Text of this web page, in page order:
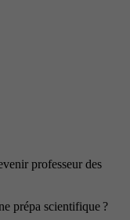
professeur des
prépa scientifique ?